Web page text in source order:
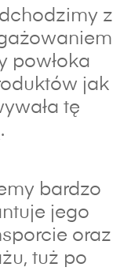
z
powłoka
jak
tę
bardzo
jego
oraz
tuż po